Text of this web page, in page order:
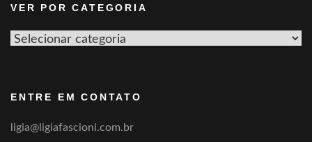
VER POR CATEGORIA
Ver
ENTRE EM CONTATO
ligia@ligiafascioni.com.br